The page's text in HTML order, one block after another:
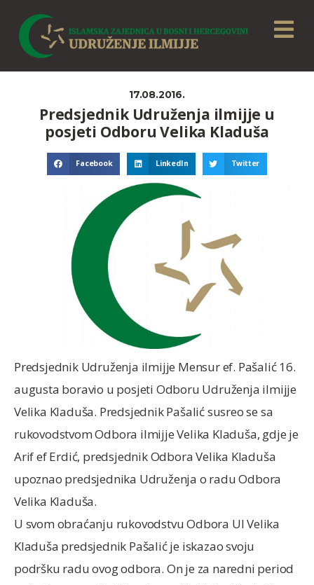
17.08.2016.
Predsjednik Udruženja ilmijje u
posjeti Odboru Velika Kladuša
Facebook LinkedIn Twitter
Predsjednik Udruženja ilmijje Mensur ef. Pašalić 16.
augusta boravio u posjeti Odboru Udruženja ilmijje
Velika Kladuša. Predsjednik Pašalić susreo se sa
rukovodstvom Odbora ilmijje Velika Kladuša, gdje je
Arif ef Erdić, predsjednik Odbora Velika Kladuša
upoznao predsjednika Udruženja o radu Odbora
Velika Kladuša.
U svom obraćanju rukovodstvu Odbora UI Velika
Kladuša predsjednik Pašalić je iskazao svoju
podršku radu ovog odbora. On je za naredni period